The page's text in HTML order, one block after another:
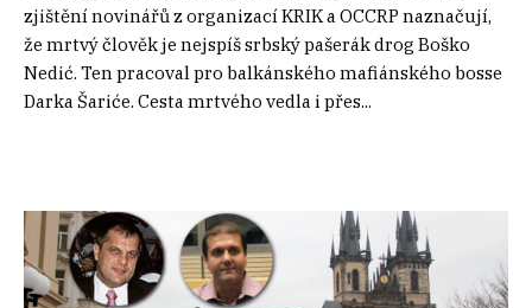
zjištění novinářů z organizací KRIK a OCCRP naznačují,
že mrtvý člověk je nejspíš srbský pašerák drog Boško
Nedić. Ten pracoval pro balkánského mafiánského bosse
Darka Šariće. Cesta mrtvého vedla i přes...